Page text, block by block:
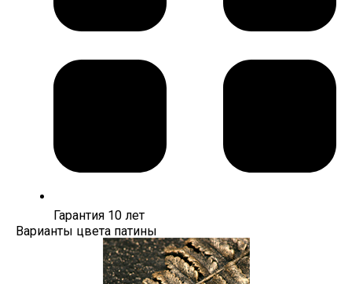
Гарантия 10 лет
Варианты цвета патины